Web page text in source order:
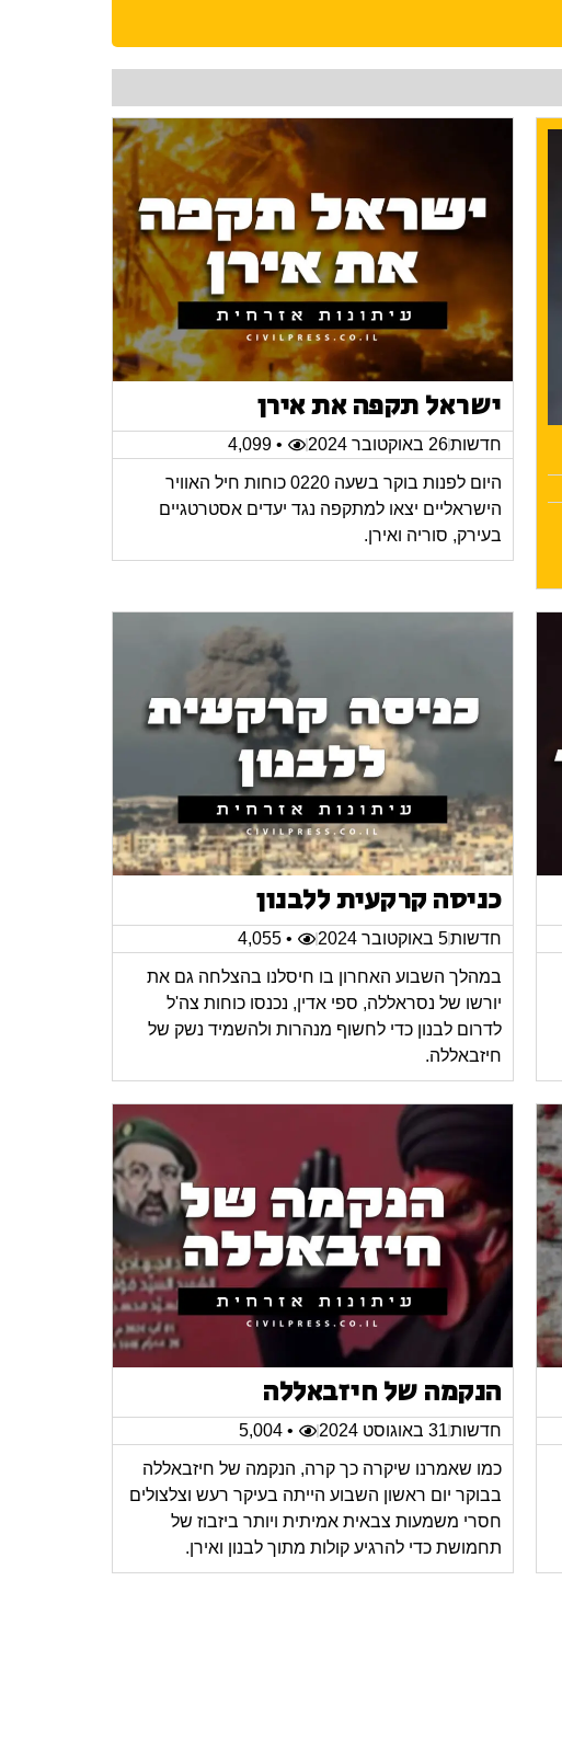
ישראל תקפה את אירן
חדשות26 באוקטובר 2024 • 4,099
היום לפנות בוקר בשעה 0220 כוחות חיל האוויר
הישראליים יצאו למתקפה נגד יעדים אסטרטגיים
בעירק, סוריה ואירן.
כניסה קרקעית ללבנון
חדשות5 באוקטובר 2024 • 4,055
במהלך השבוע האחרון בו חיסלנו בהצלחה גם את
יורשו של נסראללה, ספי אדין, נכנסו כוחות צה'ל
לדרום לבנון כדי לחשוף מנהרות ולהשמיד נשק של
חיזבאללה.
הנקמה של חיזבאללה
חדשות31 באוגוסט 2024 • 5,004
כמו שאמרנו שיקרה כך קרה, הנקמה של חיזבאללה
בבוקר יום ראשון השבוע הייתה בעיקר רעש וצלצולים
חסרי משמעות צבאית אמיתית ויותר ביזבוז של
תחמושת כדי להרגיע קולות מתוך לבנון ואירן.